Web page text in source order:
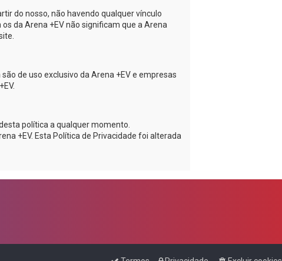
do nosso, não havendo qualquer vínculo
os da Arena +EVnão significam que a Arena
de uso exclusivo da Arena +EVe empresas
.
política a qualquer momento.
+EV. Esta Política de Privacidade foi alterada